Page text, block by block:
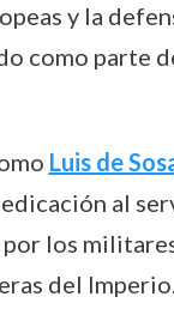
y la
como
Luis de
al
los
del